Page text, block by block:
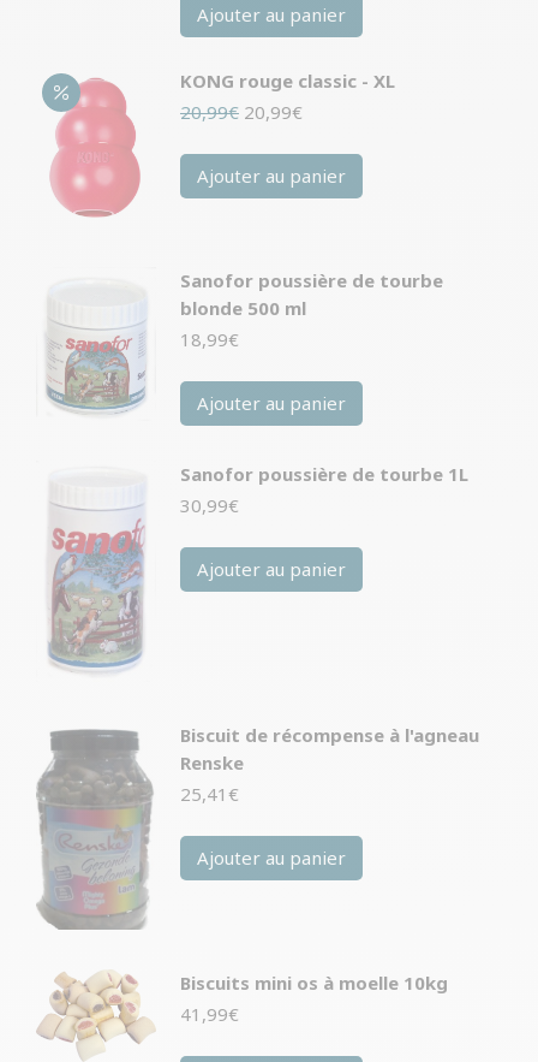
Ajouter au panier
KONG rouge classic - XL
20,99€ Le
initial
était :
20,99€.
20,99€
actuel
est :
20,99€.
Ajouter au panier
Sanofor poussière de tourbe
blonde 500 ml
18,99€
Ajouter au panier
Sanofor poussière de tourbe 1L
30,99€
Ajouter au panier
Biscuit de récompense à l'agneau
Renske
25,41 €
Ajouter au panier
Biscuits mini os à moelle 10kg
41,99€